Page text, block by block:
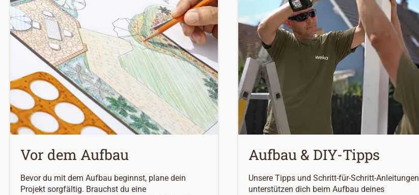
Vor dem Aufbau
Bevor du mit dem Aufbau beginnst, plane dein
Projekt sorgfältig. Brauchst du eine
Aufbau & DIY-Tipps
Unsere Tipps und Schritt-für-Schritt-Anleitungen
unterstützen dich beim Aufbau deines